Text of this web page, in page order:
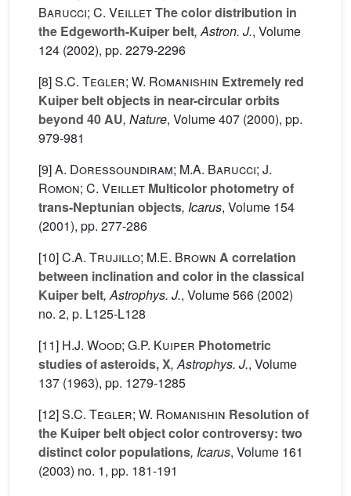
Barucci; C. VeilletThe color distribution in
the Edgeworth-Kuiper belt, Astron. J., Volume
124 (2002), pp. 2279-2296
[8]S.C. Tegler; W. Romanishin Extremely red
Kuiper belt objects in near-circular orbits
beyond 40 AU, Nature, Volume 407 (2000), pp.
979-981
[9]A. Doressoundiram; M.A. Barucci; J.
Romon; C. Veillet Multicolor photometry of
trans-Neptunian objects, Icarus, Volume 154
(2001), pp. 277-286
[10]C.A. Trujillo; M.E. Brown A correlation
between inclination and color in the classical
Kuiper belt, Astrophys. J., Volume 566 (2002)
no. 2, p. L125-L128
[11] H.J. Wood; G.P. Kuiper Photometric
studies of asteroids, X, Astrophys. J., Volume
137 (1963), pp. 1279-1285
[12]S.C. Tegler; W. Romanishin Resolution of
the Kuiper belt object color controversy: two
distinct color populations, Icarus, Volume 161
(2003) no. 1, pp. 181-191